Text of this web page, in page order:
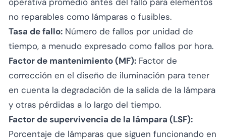
no reparables como lámparas o fusibles.
Tasa de fallo: Número de fallos por unidad de
tiempo, a menudo expresado como fallos por hora.
Factor de mantenimiento (MF): Factor de
corrección en el diseño de iluminación para tener
en cuenta la degradación de la salida de la lámpara
y otras pérdidas a lo largo del tiempo.
Factor de supervivencia de la lámpara (LSF):
Porcentaje de lámparas que siguen funcionando en